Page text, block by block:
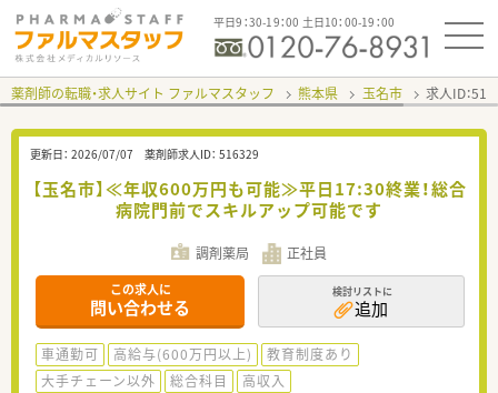
平日9：30-19：00 土日10：00-19：00
薬剤師の転職・求人サイト ファルマスタッフ 熊本県 玉名市 求人ID：
更新日： 2026/07/07 薬剤師求人ID： 516329
【玉名市】≪年収600万円も可能≫平日17:30終業！総合
病院門前でスキルアップ可能です
調剤薬局 正社員
この求人に
問い合わせる
検討リストに
追加
車通勤可 高給与(600万円以上)
教育制度あり
大手チェーン以外
総合科目 高収入